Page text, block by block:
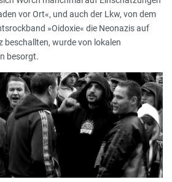
vor Ort«, und auch der Lkw, von dem
»Oidoxie« die Neonazis auf
beschallten, wurde von lokalen
besorgt.